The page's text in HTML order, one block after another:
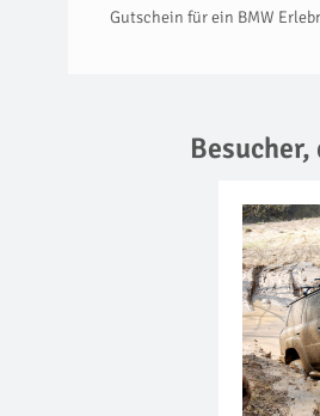
Gutschein für ein BMW